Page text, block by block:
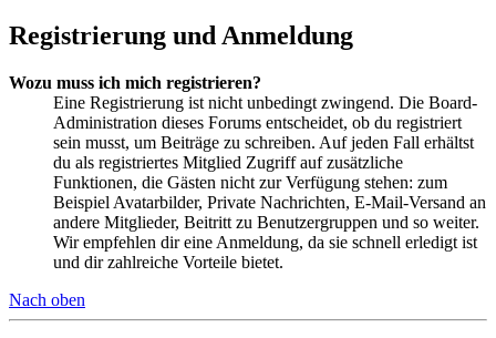
Registrierung und Anmeldung
Wozu muss ich mich registrieren?
Eine Registrierung ist nicht unbedingt zwingend. Die Board-
Administration dieses Forums entscheidet, ob du registriert
sein musst, um Beiträge zu schreiben. Auf jeden Fall erhältst
du als registriertes Mitglied Zugriff auf zusätzliche
Funktionen, die Gästen nicht zur Verfügung stehen: zum
Beispiel Avatarbilder, Private Nachrichten, E-Mail-Versand an
andere Mitglieder, Beitritt zu Benutzergruppen und so weiter.
Wir empfehlen dir eine Anmeldung, da sie schnell erledigt ist
und dir zahlreiche Vorteile bietet.
Nach oben